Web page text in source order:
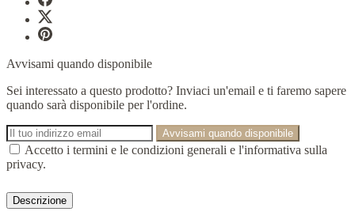
Avvisami quando disponibile
Sei interessato a questo prodotto? Inviaci un'email e ti faremo sapere
quando sarà disponibile per l'ordine.
Avvisami quando disponibile
Accetto i termini e le condizioni generali e l'informativa sulla
privacy.
Descrizione